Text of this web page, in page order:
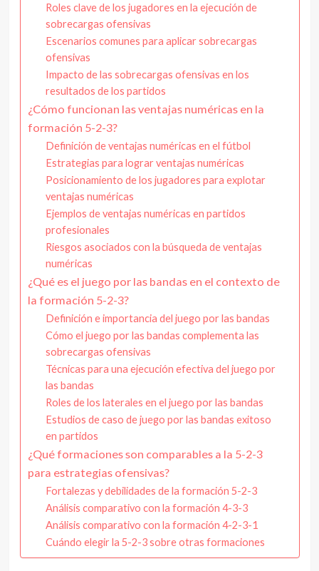
Roles clave de los jugadores en la ejecución de
sobrecargas ofensivas
Escenarios comunes para aplicar sobrecargas
ofensivas
Impacto de las sobrecargas ofensivas en los
resultados de los partidos
¿Cómo funcionan las ventajas numéricas en la
formación 5-2-3?
Definición de ventajas numéricas en el fútbol
Estrategias para lograr ventajas numéricas
Posicionamiento de los jugadores para explotar
ventajas numéricas
Ejemplos de ventajas numéricas en partidos
profesionales
Riesgos asociados con la búsqueda de ventajas
numéricas
¿Qué es el juego por las bandas en el contexto de
la formación 5-2-3?
Definición e importancia del juego por las bandas
Cómo el juego por las bandas complementa las
sobrecargas ofensivas
Técnicas para una ejecución efectiva del juego por
las bandas
Roles de los laterales en el juego por las bandas
Estudios de caso de juego por las bandas exitoso
en partidos
¿Qué formaciones son comparables a la 5-2-3
para estrategias ofensivas?
Fortalezas y debilidades de la formación 5-2-3
Análisis comparativo con la formación 4-3-3
Análisis comparativo con la formación 4-2-3-1
Cuándo elegir la 5-2-3 sobre otras formaciones